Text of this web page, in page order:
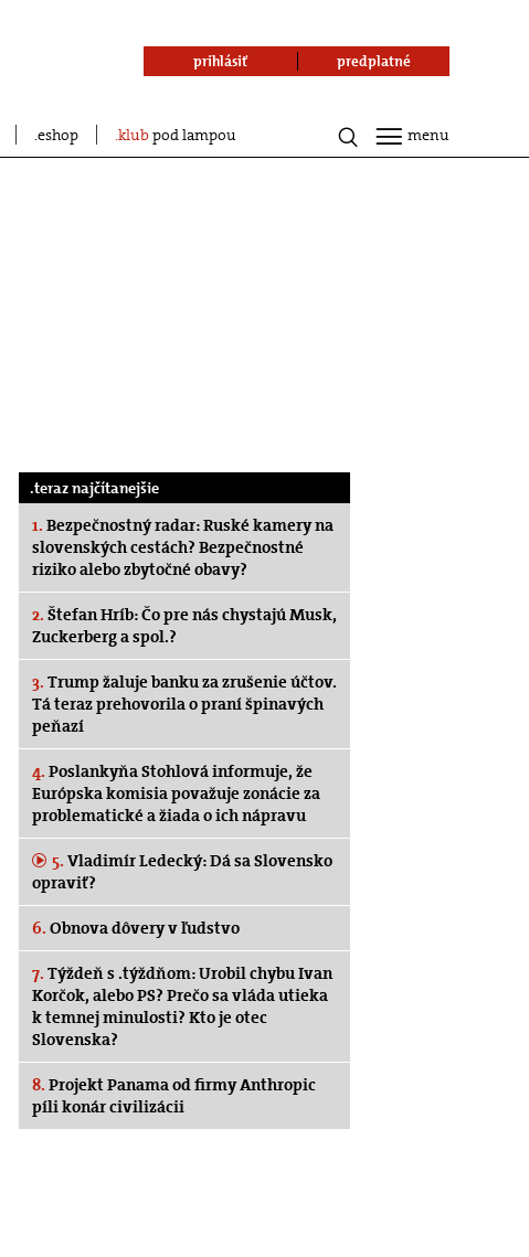
eshop klubpod lampou
prihlásiť predplatné
menu
.teraz najčítanejšie
1. Bezpečnostný radar: Ruské kamery na
slovenských cestách? Bezpečnostné
riziko alebo zbytočné obavy?
2. Štefan Hríb: Čo pre nás chystajú Musk,
Zuckerberg a spol.?
3. Trump žaluje banku za zrušenie účtov.
Tá teraz prehovorila o praní špinavých
peňazí
4. Poslankyňa Stohlová informuje, že
Európska komisia považuje zonácie za
problematické a žiada o ich nápravu
5. Vladimír Ledecký: Dá sa Slovensko
opraviť?
6. Obnova dôvery v ľudstvo
7. Týždeň s .týždňom: Urobil chybu Ivan
Korčok, alebo PS? Prečo sa vláda utieka
k temnej minulosti? Kto je otec
Slovenska?
8. Projekt Panama od firmy Anthropic
píli konár civilizácii